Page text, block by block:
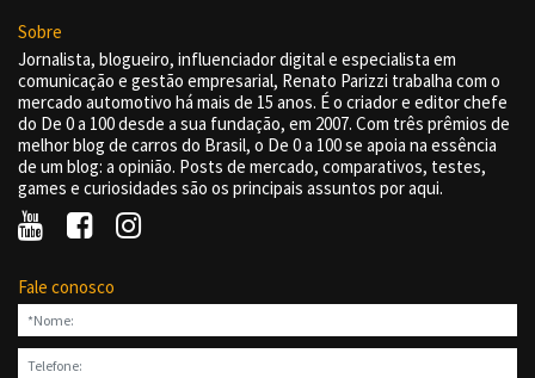
Sobre
Jornalista, blogueiro, influenciador digital e especialista em
comunicação e gestão empresarial, Renato Parizzi trabalha com o
mercado automotivo há mais de 15 anos. É o criador e editor chefe
do De 0 a 100 desde a sua fundação, em 2007. Com três prêmios de
melhor blog de carros do Brasil, o De 0 a 100 se apoia na essência
de um blog: a opinião. Posts de mercado, comparativos, testes,
games e curiosidades são os principais assuntos por aqui.
Fale conosco